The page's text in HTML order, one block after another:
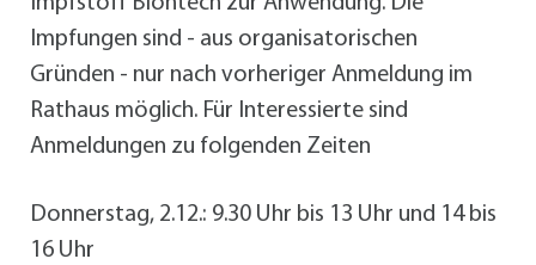
Impfungen sind - aus organisatorischen
Gründen - nur nach vorheriger Anmeldung im
Rathaus möglich. Für Interessierte sind
Anmeldungen zu folgenden Zeiten
Donnerstag, 2.12.: 9.30 Uhr bis 13 Uhr und 14 bis
16 Uhr